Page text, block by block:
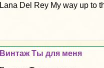
Lana Del Rey My way up to
Винтаж Ты для меня